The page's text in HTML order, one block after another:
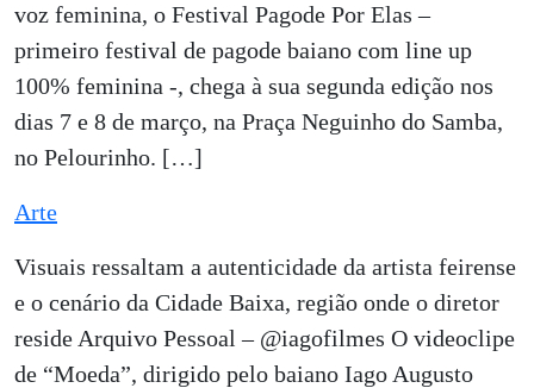
voz feminina, o Festival Pagode Por Elas –
primeiro festival de pagode baiano com line up
100% feminina -, chega à sua segunda edição nos
dias 7 e 8 de março, na Praça Neguinho do Samba,
no Pelourinho. […]
Arte
Visuais ressaltam a autenticidade da artista feirense
e o cenário da Cidade Baixa, região onde o diretor
reside Arquivo Pessoal – @iagofilmes O videoclipe
de “Moeda”, dirigido pelo baiano Iago Augusto